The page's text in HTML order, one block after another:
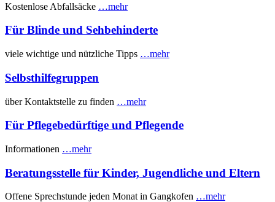
Kostenlose Abfallsäcke …mehr
Für Blinde und Sehbehinderte
viele wichtige und nützliche Tipps …mehr
Selbsthilfegruppen
über Kontaktstelle zu finden …mehr
Für Pflegebedürftige und Pflegende
Informationen …mehr
Beratungsstelle für Kinder, Jugendliche und Eltern
Offene Sprechstunde jeden Monat in Gangkofen …mehr